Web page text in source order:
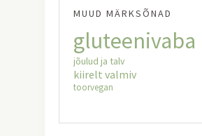
MUUD MÄRKSÕNAD
gluteenivaba
jõulud ja talv
kiirelt valmiv
toorvegan